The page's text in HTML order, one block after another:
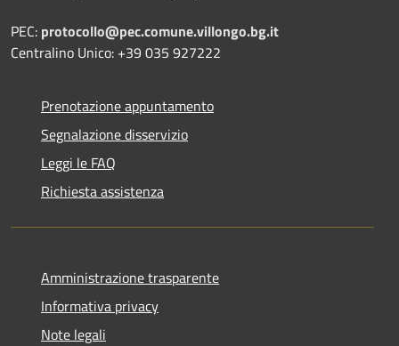
PEC: protocollo@pec.comune.villongo.bg.it
Centralino Unico: +39 035 927222
Prenotazione appuntamento
Segnalazione disservizio
Leggi le FAQ
Richiesta assistenza
Amministrazione trasparente
Informativa privacy
Note legali